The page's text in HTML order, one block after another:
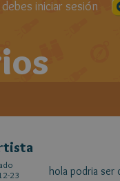
iniciar sesión
23
hola podria ser